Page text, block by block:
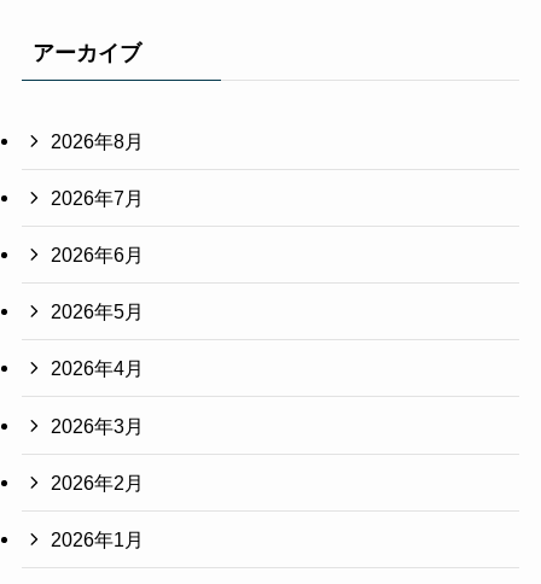
アーカイブ
2026年8月
2026年7月
2026年6月
2026年5月
2026年4月
2026年3月
2026年2月
2026年1月